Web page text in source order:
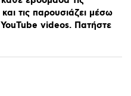
και τις παρουσιάζει μέσω
YouTube videos. Πατήστε